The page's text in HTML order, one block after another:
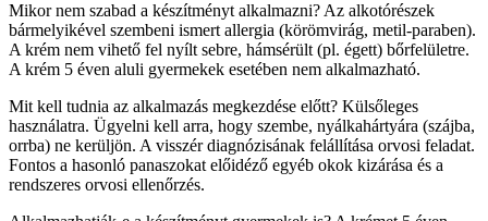
Mikor nem szabad a készítményt alkalmazni? Az alkotórészek
bármelyikével szembeni ismert allergia (körömvirág, metil-paraben).
A krém nem vihető fel nyílt sebre, hámsérült (pl. égett) bőrfelületre.
A krém 5 éven aluli gyermekek esetében nem alkalmazható.
Mit kell tudnia az alkalmazás megkezdése előtt? Külsőleges
használatra. Ügyelni kell arra, hogy szembe, nyálkahártyára (szájba,
orrba) ne kerüljön. A visszér diagnózisának felállítása orvosi feladat.
Fontos a hasonló panaszokat előidéző egyéb okok kizárása és a
rendszeres orvosi ellenőrzés.